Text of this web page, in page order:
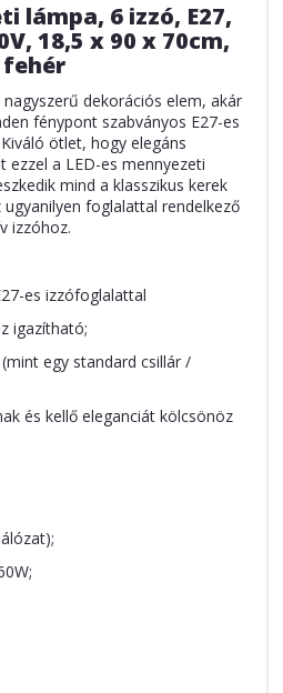
lámpa, 6 izzó, E27,
18,5 x 90 x 70cm,
fehér
dekorációs elem, akár
fénypont szabványos E27-es
ötlet, hogy elegáns
ezzel a LED-es mennyezeti
mind a klasszikus kerek
foglalattal rendelkező
izzóhoz.
es izzófoglalattal
igazítható;
egy standard csillár /
és kellő eleganciát kölcsönöz